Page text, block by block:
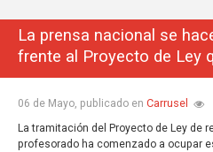
La prensa nacional se
frente al Proyecto de Ley
06 de Mayo, publicado en Carrusel
La tramitación del Proyecto de Ley de
profesorado ha comenzado a ocupar